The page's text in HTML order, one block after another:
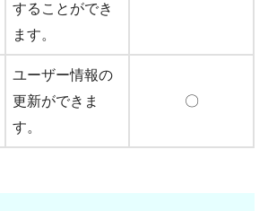
することができ
ます。
ユーザー情報の
更新ができま
す。
〇